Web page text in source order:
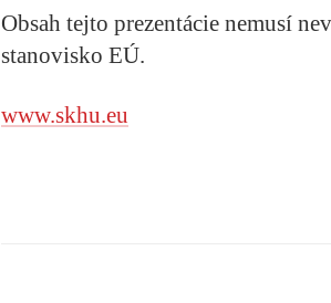
Obsah tejto prezentácie nemusí
stanovisko EÚ.
www.skhu.eu